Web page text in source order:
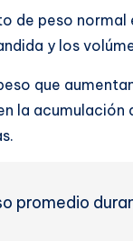
de peso normal
y los
que
la acumulación
promedio